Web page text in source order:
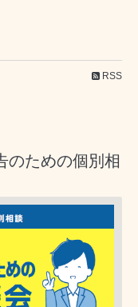
RSS
のための個別相